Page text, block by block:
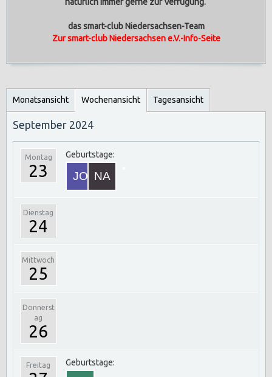
das smart-club Niedersachsen-Team
Zur smart-club Niedersachsen e.V.-Info-Seite
Monatsansicht Wochenansicht Tagesansicht
September 2024
Montag
23
Geburtstage:
Dienstag
24
Mittwoch
25
Donnerst
ag
26
Freitag Geburtstage: